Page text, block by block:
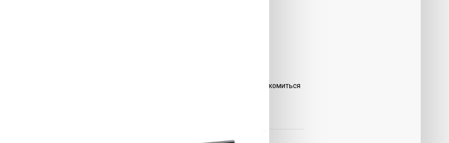
АVTOMELODY.RU. Широкий выбор товаров и акций. В каталоге можно ознакомиться
товаров.